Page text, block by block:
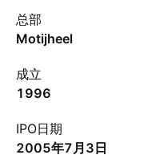
总部
Motijheel
成立
1996
IPO日期
2005年7月3日